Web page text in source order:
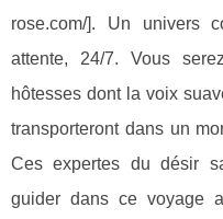
rose.com/]. Un univers
attente, 24/7. Vous
hôtesses dont la voix
transporteront dans un
Ces expertes du désir
guider dans ce voyage